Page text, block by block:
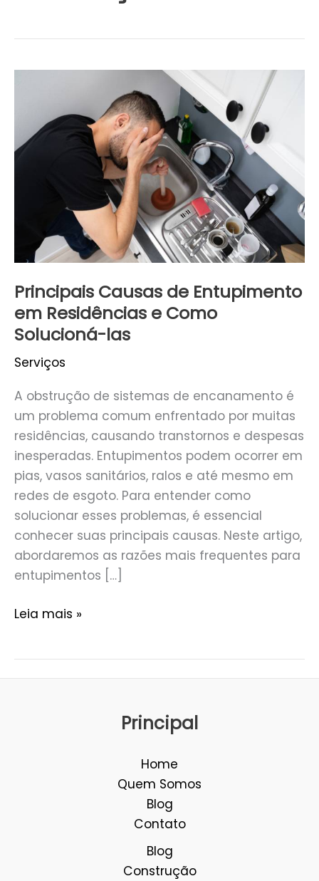
Principais Causas de Entupimento
em Residências e Como
Solucioná-las
Serviços
A obstrução de sistemas de encanamento é
um problema comum enfrentado por muitas
residências, causando transtornos e despesas
inesperadas. Entupimentos podem ocorrer em
pias, vasos sanitários, ralos e até mesmo em
redes de esgoto. Para entender como
solucionar esses problemas, é essencial
conhecer suas principais causas. Neste artigo,
abordaremos as razões mais frequentes para
entupimentos […]
Entupimento
Solucioná-
las
Leia mais »
Principal
Home
Quem Somos
Blog
Contato
Blog
Construção